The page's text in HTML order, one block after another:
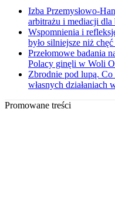
Izba Przemysłowo-
arbitrażu i mediacji dla
Wspomnienia i
było silniejsze niż
Przełomowe badania
Polacy ginęli w Woli
Zbrodnie pod lupą.
własnych działaniach
Promowane treści